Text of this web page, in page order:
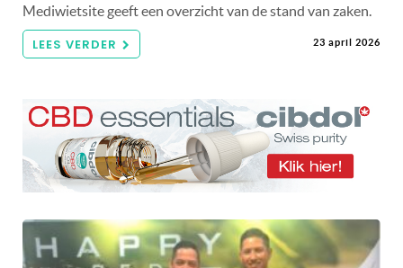
Mediwietsite geeft een overzicht van de stand van zaken.
LEES VERDER 23 april 2026